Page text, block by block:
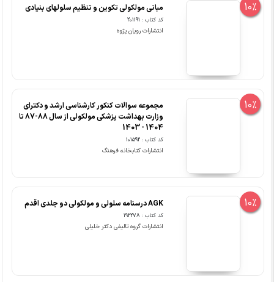
10% مبانی مولکولی تکوین و تنظیم سلولهای بنیادی
کد کتاب : 201191
انتشارات رویان پژوه
10%
مجموعه سوالات کنکور کارشناسی ارشد و دکترای
وزارت بهداشت پزشکی مولکولی از سال 88-87 تا
1404 - 1403
کد کتاب : 101592
انتشارات کتابخانه فرهنگ
10% AGK درسنامه سلولی و مولکولی دو جلدی اقدم
کد کتاب : 192278
انتشارات گروه تالیفی دکتر خلیلی